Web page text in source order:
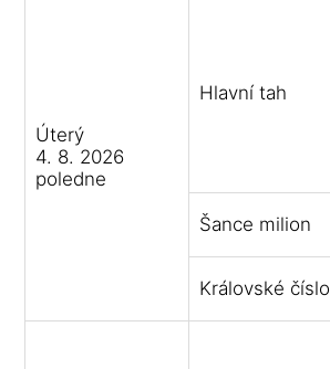
Úterý
4. 8. 2026
poledne
Hlavní tah
Šance milion
Královské číslo